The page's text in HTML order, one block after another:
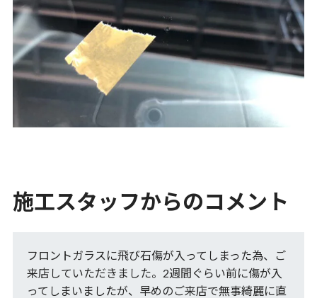
施工スタッフからのコメント
フロントガラスに飛び石傷が入ってしまった為、ご
来店していただきました。2週間ぐらい前に傷が入
ってしまいましたが、早めのご来店で無事綺麗に直